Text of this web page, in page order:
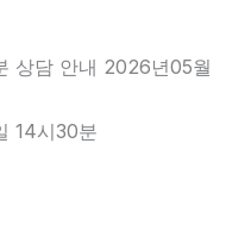
상담 안내 2026년05월
14시30분